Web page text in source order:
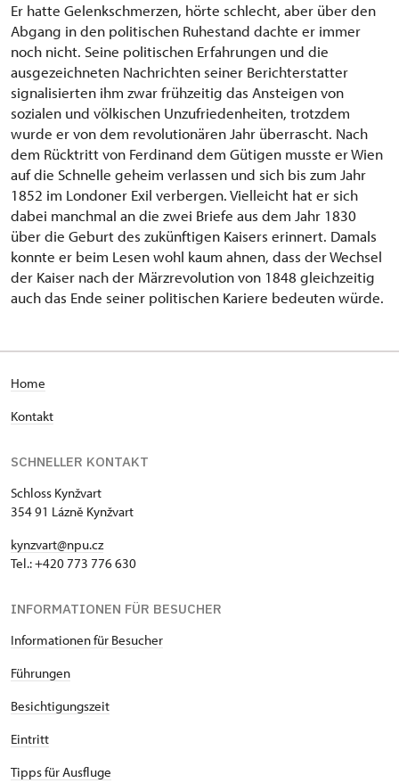
Er hatte Gelenkschmerzen, hörte schlecht, aber über den
Abgang in den politischen Ruhestand dachte er immer
noch nicht. Seine politischen Erfahrungen und die
ausgezeichneten Nachrichten seiner Berichterstatter
signalisierten ihm zwar frühzeitig das Ansteigen von
sozialen und völkischen Unzufriedenheiten, trotzdem
wurde er von dem revolutionären Jahr überrascht. Nach
dem Rücktritt von Ferdinand dem Gütigen musste er Wien
auf die Schnelle geheim verlassen und sich bis zum Jahr
1852 im Londoner Exil verbergen. Vielleicht hat er sich
dabei manchmal an die zwei Briefe aus dem Jahr 1830
über die Geburt des zukünftigen Kaisers erinnert. Damals
konnte er beim Lesen wohl kaum ahnen, dass der Wechsel
der Kaiser nach der Märzrevolution von 1848 gleichzeitig
auch das Ende seiner politischen Kariere bedeuten würde.
Home
Kontakt
SCHNELLER KONTAKT
Schloss Kynžvart
354 91 Lázně Kynžvart
kynzvart@npu.cz
Tel.: +420 773 776 630
INFORMATIONEN FÜR BESUCHER
Informationen für Besucher
Führungen
Besichtigungszeit
Eintritt
Tipps für Ausfluge